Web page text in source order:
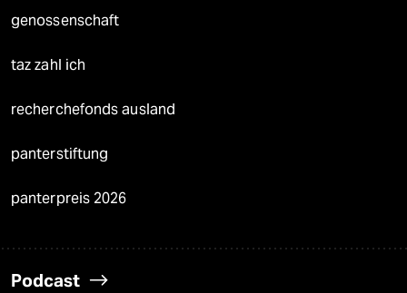
genossenschaft
taz zahl ich
recherchefonds ausland
panterstiftung
panterpreis 2026
Podcast